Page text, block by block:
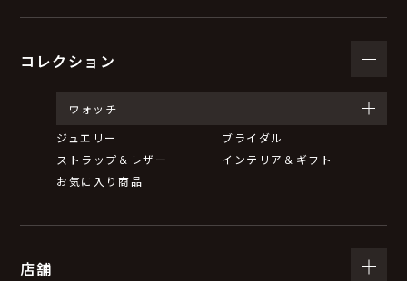
コレクション
ウォッチ
ジュエリー
ブライダル
ストラップ＆レザー
インテリア＆ギフト
お気に入り商品
店舗